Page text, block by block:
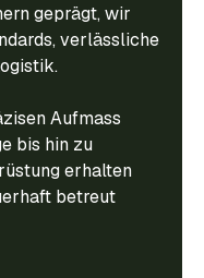
geprägt, wir
verlässliche
Aufmass
bis hin zu
erhalten
betreut